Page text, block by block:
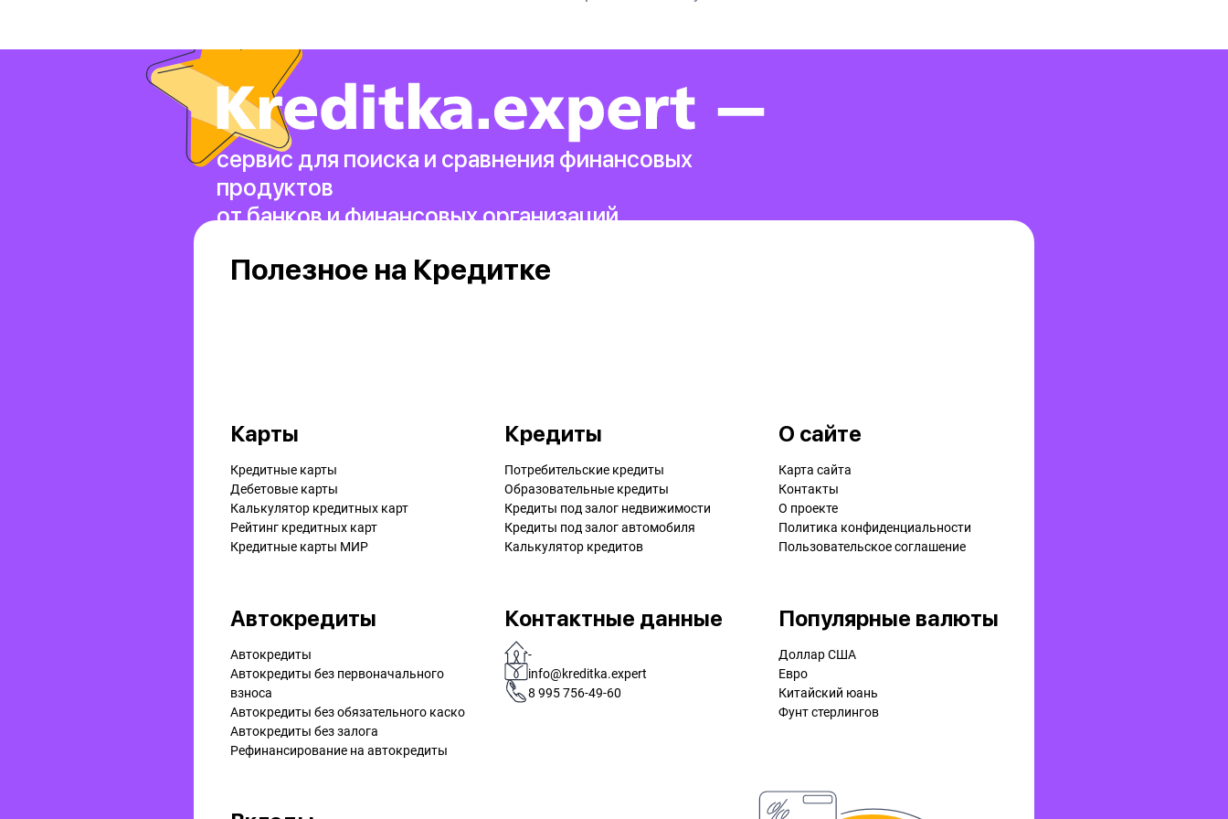
сервис для поиска и сравнения финансовых
продуктов
от банков и финансовых организаций.
Полезное на Кредитке
Карты
Кредитные карты
Дебетовые карты
Калькулятор кредитных карт
Рейтинг кредитных карт
Кредитные карты МИР
Кредиты
Потребительские кредиты
Образовательные кредиты
Кредиты под залог недвижимости
Кредиты под залог автомобиля
Калькулятор кредитов
О сайте
Карта сайта
Контакты
О проекте
Политика конфиденциальности
Пользовательское соглашение
Автокредиты
Автокредиты
Автокредиты без первоначального
взноса
Автокредиты без обязательного каско
Автокредиты без залога
Рефинансирование на aвтокредиты
Контактные данные
-
info@kreditka.expert
8 995 756-49-60
Популярные валюты
Доллар США
Евро
Китайский юань
Фунт стерлингов